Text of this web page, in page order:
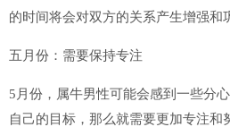
的时间将会对双方的关系产生增强和
五月份：需要保持专注
5月份，属牛男性可能会感到一些分
自己的目标，那么就需要更加专注和